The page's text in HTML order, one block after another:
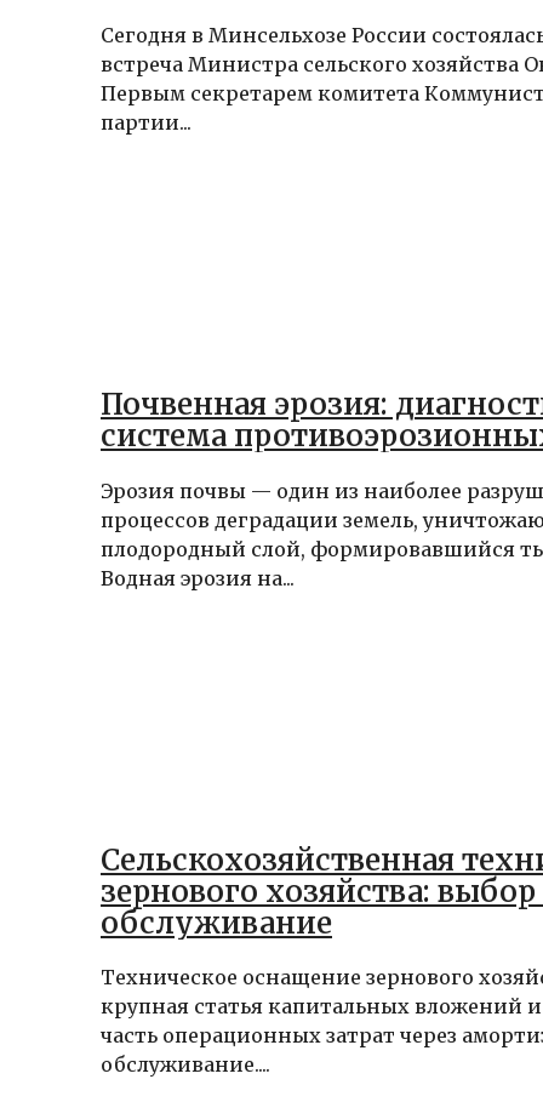
Сегодня в Минсельхозе России
встреча Министра сельского хозяйства
Первым секретарем комитета
партии...
Почвенная эрозия:
система
Эрозия почвы — один из наиболее
процессов деградации земель,
плодородный слой, формировавшийся
Водная эрозия на...
Сельскохозяйственная
зернового хозяйства:
обслуживание
Техническое оснащение зернового
крупная статья капитальных вложений
часть операционных затрат через
обслуживание....